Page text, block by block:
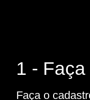
1 -
Faça o